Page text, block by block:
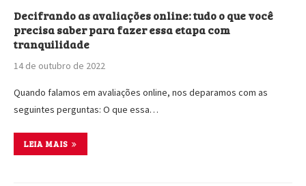
Decifrando as avaliações online: tudo o que você
precisa saber para fazer essa etapa com
tranquilidade
14 de outubro de 2022
Quando falamos em avaliações online, nos deparamos com as
seguintes perguntas: O que essa…
LEIA MAIS